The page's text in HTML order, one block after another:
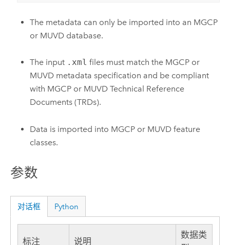
The metadata can only be imported into an MGCP
or MUVD database.
The input .xml files must match the MGCP or
MUVD metadata specification and be compliant
with MGCP or MUVD Technical Reference
Documents (TRDs).
Data is imported into MGCP or MUVD feature
classes.
参数
对话框 Python
标注 说明
数据类